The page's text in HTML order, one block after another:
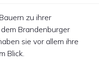
zu ihrer
Brandenburger
sie vor allem ihre
Blick.